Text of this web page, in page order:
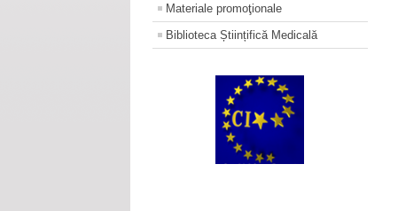
Materiale promoţionale
Biblioteca Științifică Medicală